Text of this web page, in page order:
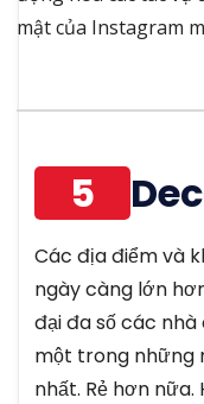
mật của Instagram
5
Các địa điểm và
ngày càng lớn
đại đa số các
một trong những
nhất. Rẻ hơn